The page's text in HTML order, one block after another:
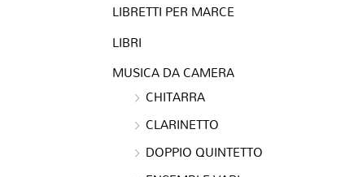
LIBRETTI PER MARCE
LIBRI
MUSICA DA CAMERA
CHITARRA
CLARINETTO
DOPPIO QUINTETTO